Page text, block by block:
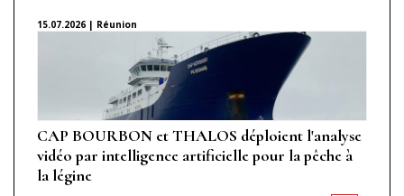
15.07.2026 | Réunion
CAP BOURBON et THALOS déploient l'analyse
vidéo par intelligence artificielle pour la pêche à
la légine